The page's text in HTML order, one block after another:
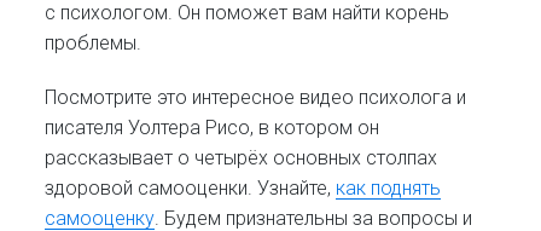
с психологом. Он поможет вам найти корень
проблемы.
Посмотрите это интересное видео психолога и
писателя Уолтера Рисо, в котором он
рассказывает о четырёх основных столпах
здоровой самооценки. Узнайте, как поднять
самооценку . Будем признательны за вопросы и